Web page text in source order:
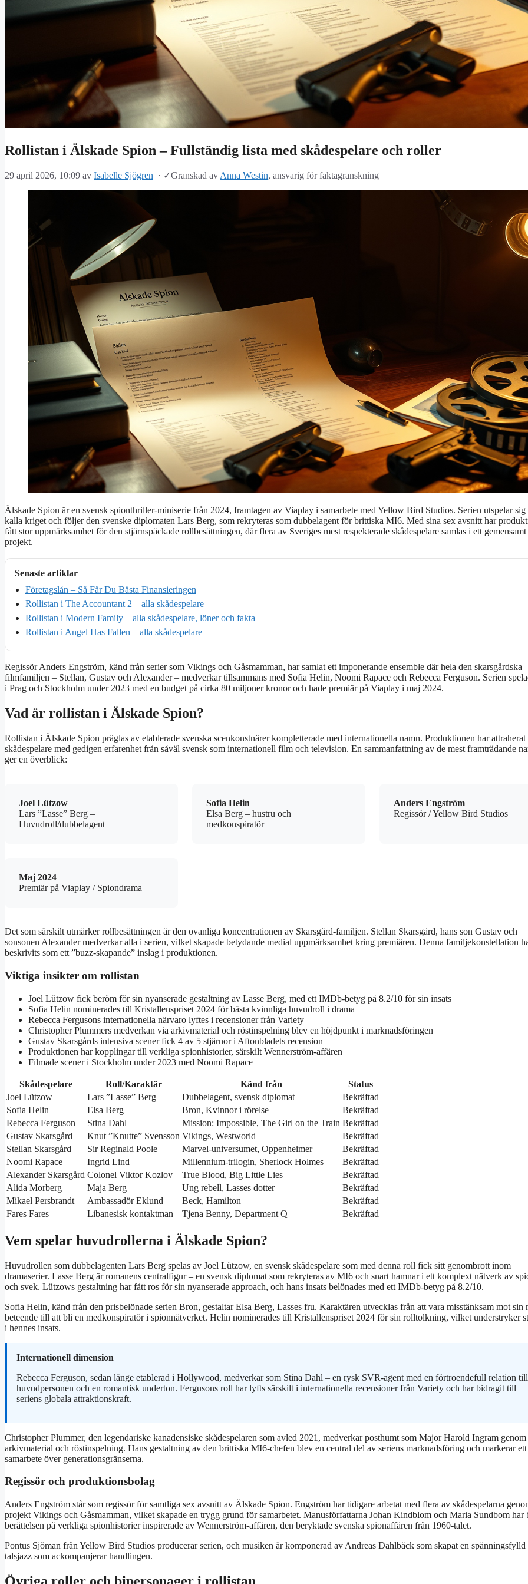
Rollistan i Älskade Spion – Fullständig lista med skådespelare och roller
29 april 2026, 10:09 av Isabelle Sjögren · ✓Granskad avAnna Westin, ansvarig för faktagranskning
Älskade Spion är en svensk spionthriller-miniserie från 2024, framtagen av Viaplay i samarbete med Yellow Bird Studios. Serien utspelar sig
kalla kriget och följer den svenske diplomaten Lars Berg, som rekryteras som dubbelagent för brittiska MI6. Med sina sex avsnitt har
fått stor uppmärksamhet för den stjärnspäckade rollbesättningen, där flera av Sveriges mest respekterade skådespelare samlas i ett gemensamt
projekt.
Senaste artiklar
Företagslån – Så Får Du Bästa Finansieringen
Rollistan i The Accountant 2 – alla skådespelare
Rollistan i Modern Family – alla skådespelare, löner och fakta
Rollistan i Angel Has Fallen – alla skådespelare
Regissör Anders Engström, känd från serier som Vikings och Gåsmamman, har samlat ett imponerande ensemble där hela den skarsgårdska
filmfamiljen – Stellan, Gustav och Alexander – medverkar tillsammans med Sofia Helin, Noomi Rapace och Rebecca Ferguson. Serien
i Prag och Stockholm under 2023 med en budget på cirka 80 miljoner kronor och hade premiär på Viaplay i maj 2024.
Vad är rollistan i Älskade Spion?
Rollistan i Älskade Spion präglas av etablerade svenska scenkonstnärer kompletterade med internationella namn. Produktionen har attraherat
skådespelare med gedigen erfarenhet från såväl svensk som internationell film och television. En sammanfattning av de mest framträdande
ger en överblick:
Joel Lützow
Lars ”Lasse” Berg –
Huvudroll/dubbelagent
Sofia Helin
Elsa Berg – hustru och
medkonspiratör
Anders Engström
Regissör / Yellow Bird Studios
Maj 2024
Premiär på Viaplay / Spiondrama
Det som särskilt utmärker rollbesättningen är den ovanliga koncentrationen av Skarsgård-familjen. Stellan Skarsgård, hans son Gustav och
sonsonen Alexander medverkar alla i serien, vilket skapade betydande medial uppmärksamhet kring premiären. Denna familjekonstellation
beskrivits som ett ”buzz-skapande” inslag i produktionen.
Viktiga insikter om rollistan
Joel Lützow fick beröm för sin nyanserade gestaltning av Lasse Berg, med ett IMDb-betyg på 8.2/10 för sin insats
Sofia Helin nominerades till Kristallenspriset 2024 för bästa kvinnliga huvudroll i drama
Rebecca Fergusons internationella närvaro lyftes i recensioner från Variety
Christopher Plummers medverkan via arkivmaterial och röstinspelning blev en höjdpunkt i marknadsföringen
Gustav Skarsgårds intensiva scener fick 4 av 5 stjärnor i Aftonbladets recension
Produktionen har kopplingar till verkliga spionhistorier, särskilt Wennerström-affären
Filmade scener i Stockholm under 2023 med Noomi Rapace
Skådespelare Roll/Karaktär Känd från
Status
Joel Lützow
Lars ”Lasse” Berg Dubbelagent, svensk diplomat
Bekräftad
Sofia Helin
Elsa Berg Bron, Kvinnor i rörelse
Bekräftad
Rebecca Ferguson
Stina Dahl Mission: Impossible, The Girl on the Train Bekräftad
Gustav Skarsgård
Knut ”Knutte” Svensson Vikings, Westworld
Bekräftad
Stellan Skarsgård
Sir Reginald Poole Marvel-universumet, Oppenheimer
Bekräftad
Noomi Rapace
Ingrid Lind Millennium-trilogin, Sherlock Holmes
Bekräftad
Alexander Skarsgård Colonel Viktor Kozlov True Blood, Big Little Lies
Bekräftad
Alida Morberg
Maja Berg Ung rebell, Lasses dotter
Bekräftad
Mikael Persbrandt
Ambassadör Eklund Beck, Hamilton
Bekräftad
Fares Fares
Libanesisk kontaktman Tjena Benny, Department Q Bekräftad
Vem spelar huvudrollerna i Älskade Spion?
Huvudrollen som dubbelagenten Lars Berg spelas av Joel Lützow, en svensk skådespelare som med denna roll fick sitt genombrott inom
dramaserier. Lasse Berg är romanens centralfigur – en svensk diplomat som rekryteras av MI6 och snart hamnar i ett komplext nätverk av
och svek. Lützows gestaltning har fått ros för sin nyanserade approach, och hans insats belönades med ett IMDb-betyg på 8.2/10.
Sofia Helin, känd från den prisbelönade serien Bron, gestaltar Elsa Berg, Lasses fru. Karaktären utvecklas från att vara misstänksam mot sin
beteende till att bli en medkonspiratör i spionnätverket. Helin nominerades till Kristallenspriset 2024 för sin rolltolkning, vilket understryker
i hennes insats.
Internationell dimension
Rebecca Ferguson, sedan länge etablerad i Hollywood, medverkar som Stina Dahl – en rysk SVR-agent med en förtroendefull relation till
huvudpersonen och en romantisk underton. Fergusons roll har lyfts särskilt i internationella recensioner från Variety och har bidragit till
seriens globala attraktionskraft.
Christopher Plummer, den legendariske kanadensiske skådespelaren som avled 2021, medverkar posthumt som Major Harold Ingram genom
arkivmaterial och röstinspelning. Hans gestaltning av den brittiska MI6-chefen blev en central del av seriens marknadsföring och markerar
samarbete över generationsgränserna.
Regissör och produktionsbolag
Anders Engström står som regissör för samtliga sex avsnitt av Älskade Spion. Engström har tidigare arbetat med flera av skådespelarna
projekt Vikings och Gåsmamman, vilket skapade en trygg grund för samarbetet. Manusförfattarna Johan Kindblom och Maria Sundbom har
berättelsen på verkliga spionhistorier inspirerade av Wennerström-affären, den beryktade svenska spionaffären från 1960-talet.
Pontus Sjöman från Yellow Bird Studios producerar serien, och musiken är komponerad av Andreas Dahlbäck som skapat en spänningsfylld
talsjazz som ackompanjerar handlingen.